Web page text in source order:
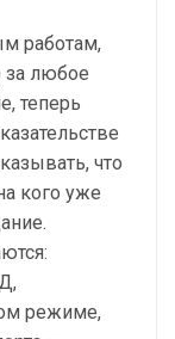
работам,
за любое
теперь
что
кого уже
режиме,